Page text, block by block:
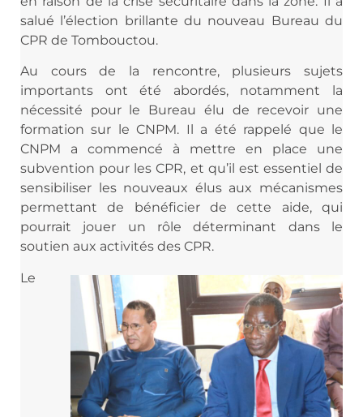
salué l’élection brillante du nouveau Bureau du
CPR de Tombouctou.
Au cours de la rencontre, plusieurs sujets
importants ont été abordés, notamment la
nécessité pour le Bureau élu de recevoir une
formation sur le CNPM. Il a été rappelé que le
CNPM a commencé à mettre en place une
subvention pour les CPR, et qu’il est essentiel de
sensibiliser les nouveaux élus aux mécanismes
permettant de bénéficier de cette aide, qui
pourrait jouer un rôle déterminant dans le
soutien aux activités des CPR.
Le